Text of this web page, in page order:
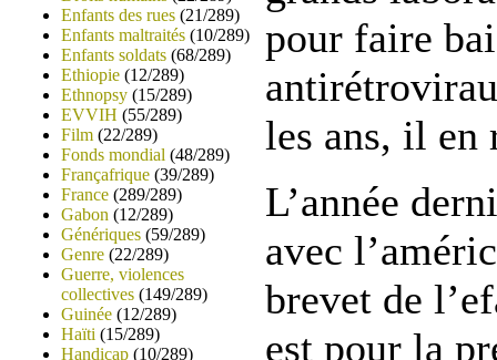
Enfants des rues (21/289)
Enfants maltraités (10/289)
Enfants soldats (68/289)
Ethiopie (12/289)
Ethnopsy (15/289)
EVVIH (55/289)
Film (22/289)
Fonds mondial (48/289)
Françafrique (39/289)
France (289/289)
Gabon (12/289)
Génériques (59/289)
Genre (22/289)
Guerre, violences
collectives (149/289)
Guinée (12/289)
Haïti (15/289)
Handicap (10/289)
pour faire
les ans, il en
L’année
avec
brevet de
est pour la